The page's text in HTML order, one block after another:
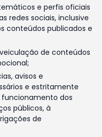
e perfis oficiais
redes sociais, inclusive
conteúdos publicados e
de conteúdos
avisos e
e estritamente
dos
públicos, à
de